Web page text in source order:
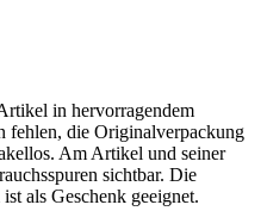
in hervorragendem
fehlen, die Originalverpackung
Am Artikel und seiner
sichtbar. Die
als Geschenk geeignet.